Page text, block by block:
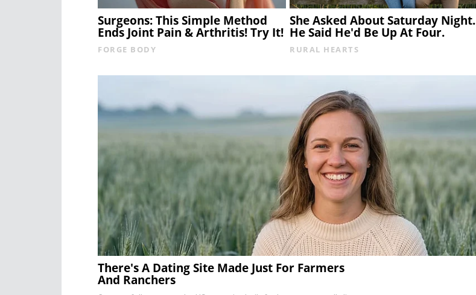
Surgeons: This Simple Method
Ends Joint Pain & Arthritis! Try It!
FORGE BODY
She Asked About Saturday Night.
He Said He'd Be Up At Four.
RURAL HEARTS
There's A Dating Site Made Just For Farmers
And Ranchers